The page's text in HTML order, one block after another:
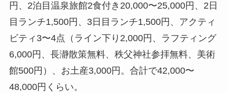
円、2泊目温泉旅館2食付き20,000〜25,000円、2日
目ランチ1,500円、3日目ランチ1,500円、アクティ
ビティ3〜4点（ライン下り2,000円、ラフティング
6,000円、長瀞散策無料、秩父神社参拝無料、美術
館500円）、お土産3,000円。合計で42,000〜
48,000円くらい。